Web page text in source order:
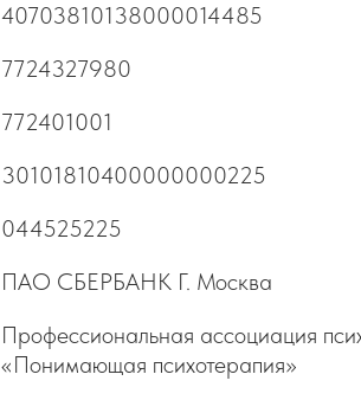
40703810138000014485
7724327980
772401001
30101810400000000225
044525225
ПАО СБЕРБАНК Г. Москва
Профессиональная ассоциация
«Понимающая психотерапия»